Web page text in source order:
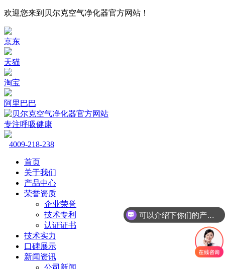
欢迎您来到贝尔克空气净化器官方网站！
京东
天猫
淘宝
阿里巴巴
专注呼吸健康
4009-218-238
首页
关于我们
产品中心
荣誉资质
企业荣誉
技术专利
认证证书
技术实力
口碑展示
新闻资讯
公司新闻
可以介绍下你们的产品么